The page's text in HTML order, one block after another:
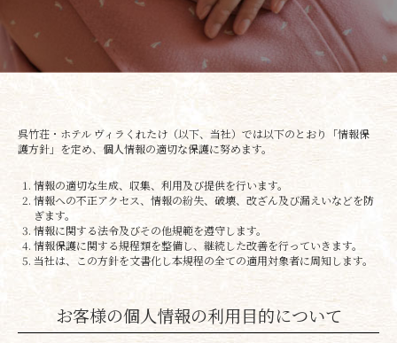
呉竹荘・ホテル ヴィラくれたけ（以下、当社）では以下のとおり「情報保
護方針」を定め、個人情報の適切な保護に努めます。
情報の適切な生成、収集、利用及び提供を行います。
情報への不正アクセス、情報の紛失、破壊、改ざん及び漏えいなどを防
ぎます。
情報に関する法令及びその他規範を遵守します。
情報保護に関する規程類を整備し、継続した改善を行っていきます。
当社は、この方針を文書化し本規程の全ての適用対象者に周知します。
お客様の個人情報の利用目的について